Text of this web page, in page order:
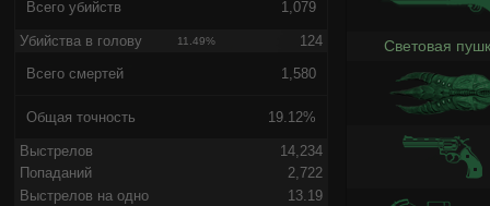
Всего убийств 1,079
Убийства в голову 11.49% 124
Всего смертей 1,580
Общая точность 19.12%
Выстрелов
14,234
Попаданий
2,722
Выстрелов на одно
13.19
Световая